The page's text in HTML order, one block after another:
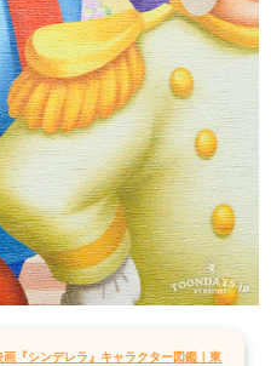
画『シンデレラ』キャラクター図鑑｜東